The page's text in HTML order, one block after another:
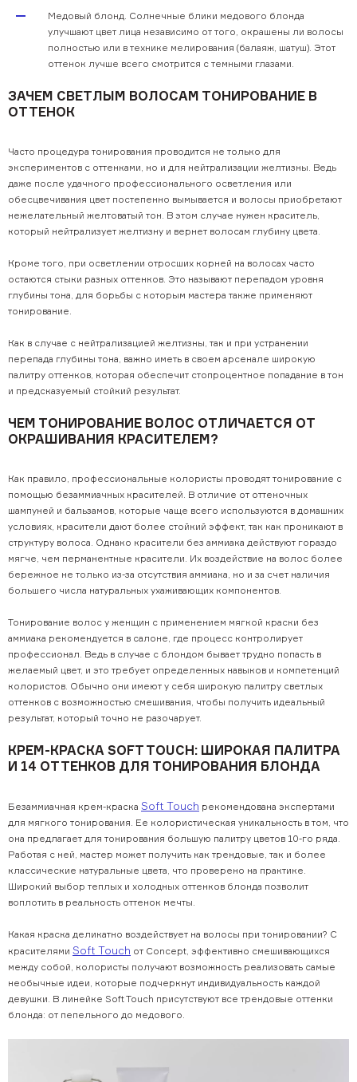
Медовый блонд. Солнечные блики медового блонда
улучшают цвет лица независимо от того, окрашены ли волосы
полностью или в технике мелирования (балаяж, шатуш). Этот
оттенок лучше всего смотрится с темными глазами.
ЗАЧЕМ СВЕТЛЫМ ВОЛОСАМ ТОНИРОВАНИЕ В
ОТТЕНОК
Часто процедура тонирования проводится не только для
экспериментов с оттенками, но и для нейтрализации желтизны. Ведь
даже после удачного профессионального осветления или
обесцвечивания цвет постепенно вымывается и волосы приобретают
нежелательный желтоватый тон. В этом случае нужен краситель,
который нейтрализует желтизну и вернет волосам глубину цвета.
Кроме того, при осветлении отросших корней на волосах часто
остаются стыки разных оттенков. Это называют перепадом уровня
глубины тона, для борьбы с которым мастера также применяют
тонирование.
Как в случае с нейтрализацией желтизны, так и при устранении
перепада глубины тона, важно иметь в своем арсенале широкую
палитру оттенков, которая обеспечит стопроцентное попадание в тон
и предсказуемый стойкий результат.
ЧЕМ ТОНИРОВАНИЕ ВОЛОС ОТЛИЧАЕТСЯ ОТ
ОКРАШИВАНИЯ КРАСИТЕЛЕМ?
Как правило, профессиональные колористы проводят тонирование с
помощью безаммиачных красителей. В отличие от оттеночных
шампуней и бальзамов, которые чаще всего используются в домашних
условиях, красители дают более стойкий эффект, так как проникают в
структуру волоса. Однако красители без аммиака действуют гораздо
мягче, чем перманентные красители. Их воздействие на волос более
бережное не только из-за отсутствия аммиака, но и за счет наличия
большего числа натуральных ухаживающих компонентов.
Тонирование волос у женщин с применением мягкой краски без
аммиака рекомендуется в салоне, где процесс контролирует
профессионал. Ведь в случае с блондом бывает трудно попасть в
желаемый цвет, и это требует определенных навыков и компетенций
колористов. Обычно они имеют у себя широкую палитру светлых
оттенков с возможностью смешивания, чтобы получить идеальный
результат, который точно не разочарует.
КРЕМ-КРАСКА SOFT TOUCH: ШИРОКАЯ ПАЛИТРА
И 14 ОТТЕНКОВ ДЛЯ ТОНИРОВАНИЯ БЛОНДА
Безаммиачная крем-краска Soft Touch рекомендована экспертами
для мягкого тонирования. Ее колористическая уникальность в том, что
она предлагает для тонирования большую палитру цветов 10-го ряда.
Работая с ней, мастер может получить как трендовые, так и более
классические натуральные цвета, что проверено на практике.
Широкий выбор теплых и холодных оттенков блонда позволит
воплотить в реальность оттенок мечты.
Какая краска деликатно воздействует на волосы при тонировании? С
красителями Soft Touch от Concept, эффективно смешивающихся
между собой, колористы получают возможность реализовать самые
необычные идеи, которые подчеркнут индивидуальность каждой
девушки. В линейке Soft Touch присутствуют все трендовые оттенки
блонда: от пепельного до медового.